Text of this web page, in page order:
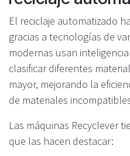
El reciclaje automatizado
gracias a tecnologías de
modernas usan
clasificar diferentes
mayor, mejorando la
de materiales
Las máquinas Recyclever
que las hacen destacar: